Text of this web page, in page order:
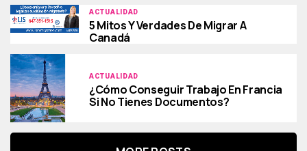
ACTUALIDAD
5 Mitos Y Verdades De Migrar A
Canadá
ACTUALIDAD
¿Cómo Conseguir Trabajo En Francia
Si No Tienes Documentos?